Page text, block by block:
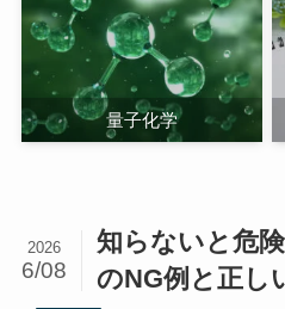
量子化学
知らないと危
のNG例と正し
2026
6/08